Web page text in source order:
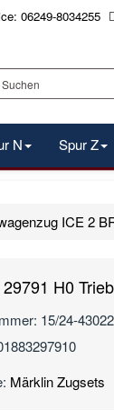
06249-8034255
N Spur Z
ICE 2
H0
15/24-43022
Märklin Zugsets